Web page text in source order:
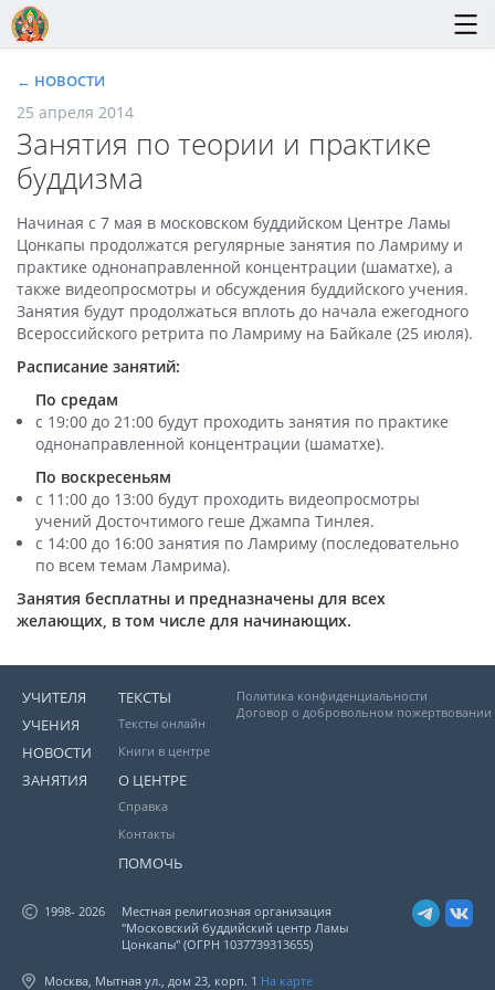
← НОВОСТИ
25 апреля 2014
Занятия по теории и практике
буддизма
Начиная с 7 мая в московском буддийском Центре Ламы
Цонкапы продолжатся регулярные занятия по Ламриму и
практике однонаправленной концентрации (шаматхе), а
также видеопросмотры и обсуждения буддийского учения.
Занятия будут продолжаться вплоть до начала ежегодного
Всероссийского ретрита по Ламриму на Байкале (25 июля).
Расписание занятий:
По средам
с 19:00 до 21:00 будут проходить занятия по практике
однонаправленной концентрации (шаматхе).
По воскресеньям
с 11:00 до 13:00 будут проходить видеопросмотры
учений Досточтимого геше Джампа Тинлея.
с 14:00 до 16:00 занятия по Ламриму (последовательно
по всем темам Ламрима).
Занятия бесплатны и предназначены для всех
желающих, в том числе для начинающих.
УЧИТЕЛЯ
УЧЕНИЯ
НОВОСТИ
ЗАНЯТИЯ
ТЕКСТЫ
Тексты онлайн
Книги в центре
О ЦЕНТРЕ
Справка
Контакты
ПОМОЧЬ
Политика конфиденциальности
Договор о добровольном пожертвовании
1998- 2026
Местная религиозная организация
"Московский буддийский центр Ламы
Цонкапы" (ОГРН 1037739313655)
Москва, Мытная ул., дом 23, корп. 1 На карте